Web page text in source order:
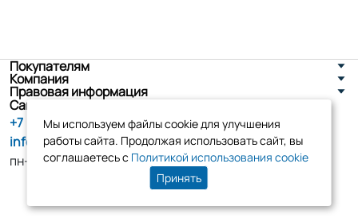
Покупателям
Компания
Правовая информация
Санкт-Петербург, ул. Новоселов д. 8
+7 (800) 555-86-90
info@tk-elko.ru
пн-пт, 10:00 - 18:00
Мы используем файлы cookie для улучшения
работы сайта. Продолжая использовать сайт, вы
соглашаетесь с Политикой использования cookie
Принять